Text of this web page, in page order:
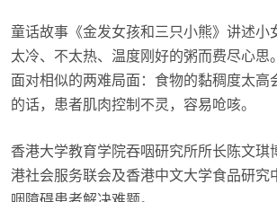
童话故事《金发女孩和三只小熊》讲述小
太冷、不太热、温度刚好的粥而费尽心思
面对相似的两难局面：食物的黏稠度太高
的话，患者肌肉控制不灵，容易呛咳。
香港大学教育学院吞咽研究所所长陈文琪
港社会服务联会及香港中文大学食品研究